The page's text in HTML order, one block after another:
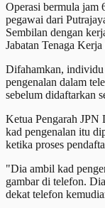
Operasi bermula jam
pegawai dari
Sembilan dengan
Jabatan Tenaga
Difahamkan, individu
pengenalan dalam
sebelum didaftarkan
Ketua Pengarah JPN
kad pengenalan itu
ketika proses
"Dia ambil kad
gambar di telefon.
dekat telefon